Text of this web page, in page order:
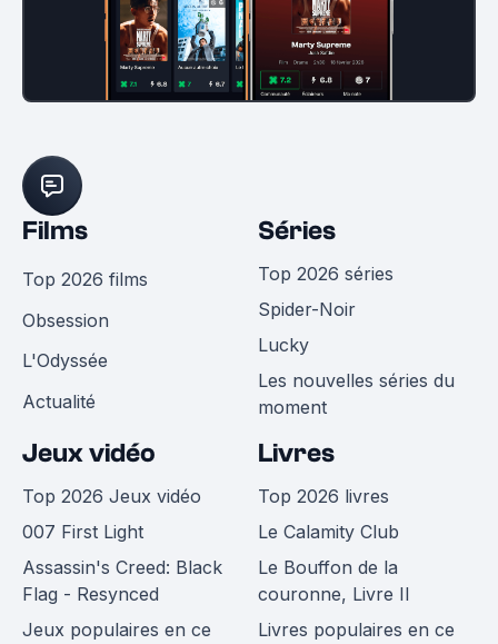
Films
Top 2026 films
Obsession
L'Odyssée
Actualité
Séries
Top 2026 séries
Spider-Noir
Lucky
Les nouvelles séries du
moment
Jeux vidéo
Top 2026 Jeux vidéo
007 First Light
Assassin's Creed: Black
Flag - Resynced
Jeux populaires en ce
Livres
Top 2026 livres
Le Calamity Club
Le Bouffon de la
couronne, Livre II
Livres populaires en ce